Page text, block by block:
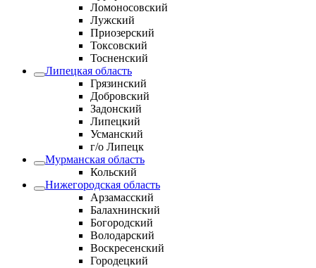
Ломоносовский
Лужский
Приозерский
Токсовский
Тосненский
Липецкая область
Грязинский
Добровский
Задонский
Липецкий
Усманский
г/о Липецк
Мурманская область
Кольский
Нижегородская область
Арзамасский
Балахнинский
Богородский
Володарский
Воскресенский
Городецкий